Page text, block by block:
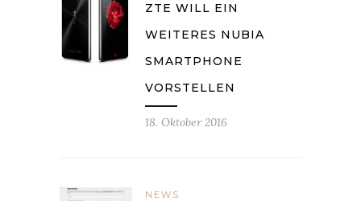
ZTE WILL EIN
WEITERES NUBIA
SMARTPHONE
VORSTELLEN
18. Oktober 2016
NEWS